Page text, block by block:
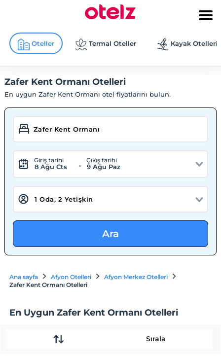
Oteller Termal Oteller Kayak Otelleri
Zafer Kent Ormanı Otelleri
En uygun Zafer Kent Ormanı otel fiyatlarını bulun.
Giriş tarihi
8 Ağu Cts -
Çıkış tarihi
9 Ağu Paz
Ara
Ana sayfa Afyon Otelleri
Afyon Merkez Otelleri
Zafer Kent Ormanı Otelleri
En Uygun Zafer Kent Ormanı Otelleri
Sırala